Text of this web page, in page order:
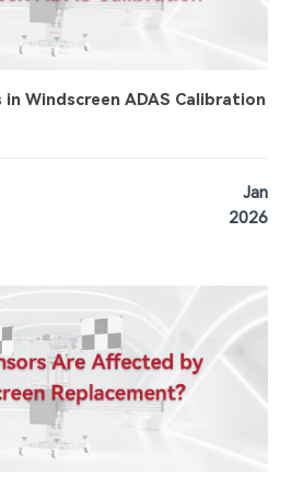
Windscreen ADAS Calibration
Jan
2026